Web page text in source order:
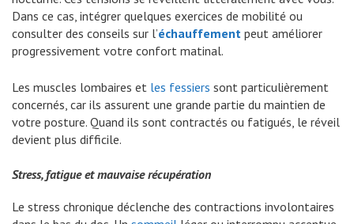
Dans ce cas, intégrer quelques exercices de mobilité ou
consulter des conseils sur l’échauffement peut améliorer
progressivement votre confort matinal.
Les muscles lombaires et les fessiers sont particulièrement
concernés, car ils assurent une grande partie du maintien de
votre posture. Quand ils sont contractés ou fatigués, le réveil
devient plus difficile.
Stress, fatigue et mauvaise récupération
Le stress chronique déclenche des contractions involontaires